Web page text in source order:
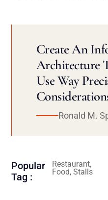
Create An
Architecture
Use Way
Ronald M.
Popular
Tag :
Restaurant,
Food, Stalls